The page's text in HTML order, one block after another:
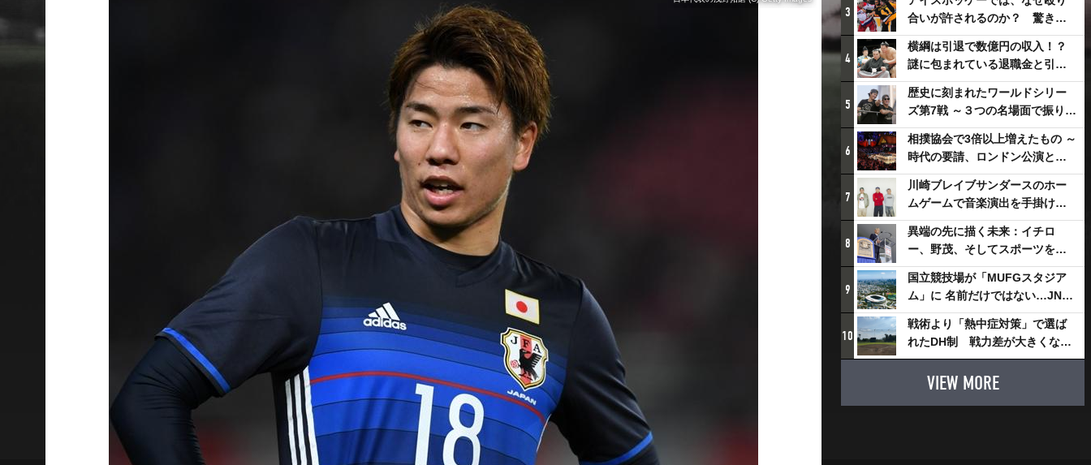
3
合いが許されるのか？ 驚きの
「ファイティング」ルールにつ
いて
4
横綱は引退で数億円の収入！？
謎に包まれている退職金と引退
相撲興行
5
歴史に刻まれたワールドシリー
ズ第7戦 ～３つの名場面で振り返
る～
6
相撲協会で3倍以上増えたもの ～
時代の要請、ロンドン公演と古
式大相撲
7
川崎ブレイブサンダースのホー
ムゲームで音楽演出を手掛ける
スチャダラパーが川崎新！アリ
ーナシティ・プロジェクトを語
る 「楽しみでしかないでしょ。
川崎は、ずっと成長曲線だか
ら」
8
異端の先に描く未来：イチロ
ー、野茂、そしてスポーツを支
える科学界の挑戦
9
国立競技場が「MUFGスタジア
ム」に 名前だけではない…JNSE
とMUFGが“共創”し描く地域活
性化・社会価値創造の近未来図
とは
10
戦術より「熱中症対策」で選ば
れたDH制 戦力差が大きくなる
懸念も
VIEW MORE